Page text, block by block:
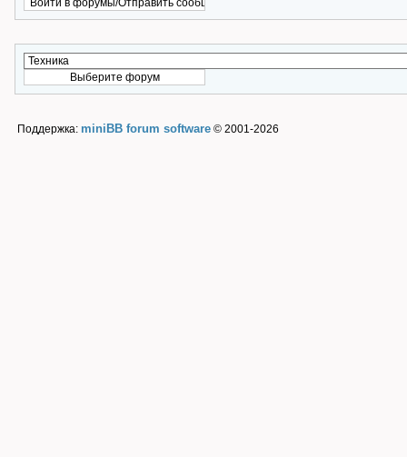
Поддержка: miniBB forum software © 2001-2026